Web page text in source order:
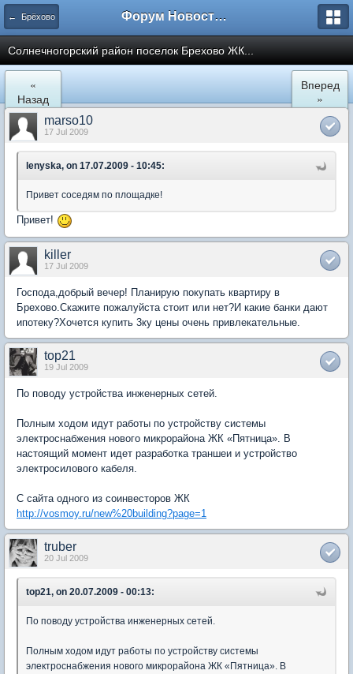
← Брёхово Форум Новостройки
Cолнечногорский район поселок Брехово ЖК...
«
Назад
Вперед
»
marso10
17 Jul 2009
lenyska, on 17.07.2009 - 10:45:
Привет соседям по площадке!
Привет!
killer
17 Jul 2009
Господа,добрый вечер! Планирую покупать квартиру в
Брехово.Скажите пожалуйста стоит или нет?И какие банки дают
ипотеку?Хочется купить 3ку цены очень привлекательные.
top21
19 Jul 2009
По поводу устройства инженерных сетей.
Полным ходом идут работы по устройству системы
электроснабжения нового микрорайона ЖК «Пятница». В
настоящий момент идет разработка траншеи и устройство
электросилового кабеля.
С сайта одного из соинвесторов ЖК
http://vosmoy.ru/new%20building?page=1
truber
20 Jul 2009
top21, on 20.07.2009 - 00:13:
По поводу устройства инженерных сетей.
Полным ходом идут работы по устройству системы
электроснабжения нового микрорайона ЖК «Пятница». В